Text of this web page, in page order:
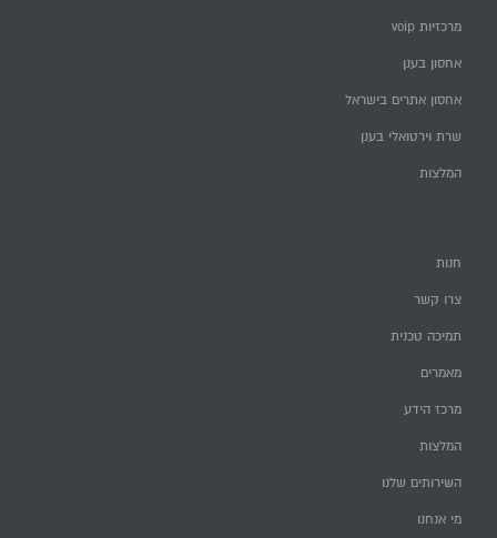
מרכזיות voip
אחסון בענן
אחסון אתרים בישראל
שרת וירטואלי בענן
המלצות
חנות
צרו קשר
תמיכה טכנית
מאמרים
מרכז הידע
המלצות
השירותים שלנו
מי אנחנו